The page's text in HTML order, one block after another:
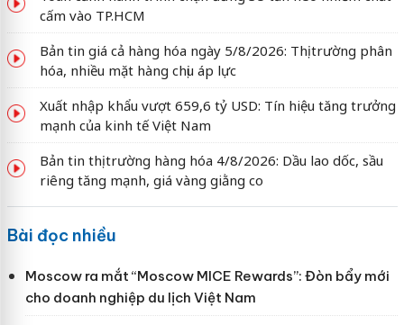
cấm vào TP.HCM
Bản tin giá cả hàng hóa ngày 5/8/2026: Thị trường phân
hóa, nhiều mặt hàng chịu áp lực
Xuất nhập khẩu vượt 659,6 tỷ USD: Tín hiệu tăng trưởng
mạnh của kinh tế Việt Nam
Bản tin thị trường hàng hóa 4/8/2026: Dầu lao dốc, sầu
riêng tăng mạnh, giá vàng giằng co
Bài đọc nhiều
Moscow ra mắt “Moscow MICE Rewards”: Đòn bẩy mới
cho doanh nghiệp du lịch Việt Nam